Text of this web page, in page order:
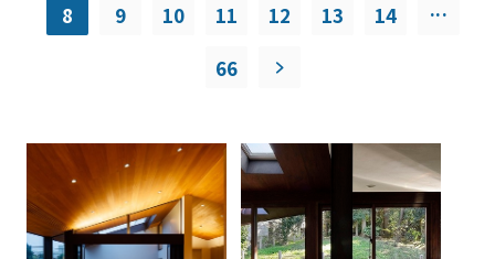
8
9 10 11 12 13 14 ...
66